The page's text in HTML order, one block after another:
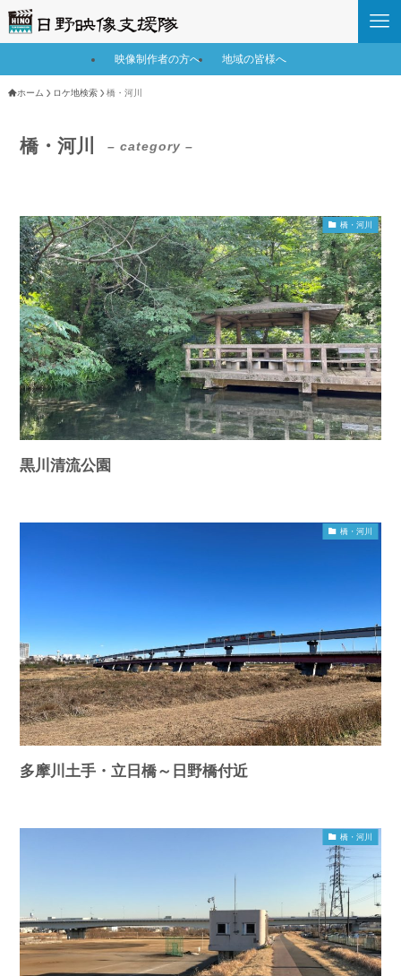
映像制作者の方へ 地域の皆様へ
ホーム ロケ地検索 橋・河川
橋・河川 – category –
橋・河川
黒川清流公園
橋・河川
多摩川土手・立日橋～日野橋付近
橋・河川